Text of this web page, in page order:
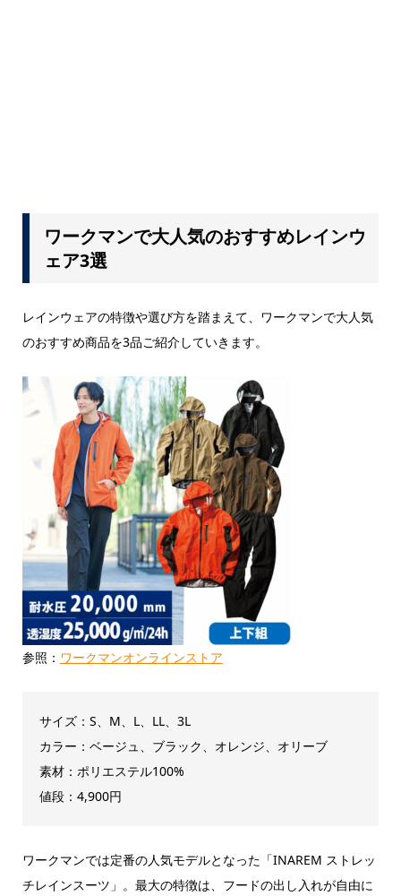
ワークマンで大人気のおすすめレインウ
ェア3選
レインウェアの特徴や選び方を踏まえて、ワークマンで大人気
のおすすめ商品を3品ご紹介していきます。
参照： ワークマンオンラインストア
サイズ：S、M、L、LL、3L
カラー：ベージュ、ブラック、オレンジ、オリーブ
素材：ポリエステル100%
値段：4,900円
ワークマンでは定番の人気モデルとなった「INAREM ストレッ
チレインスーツ」。最大の特徴は、フードの出し入れが自由に